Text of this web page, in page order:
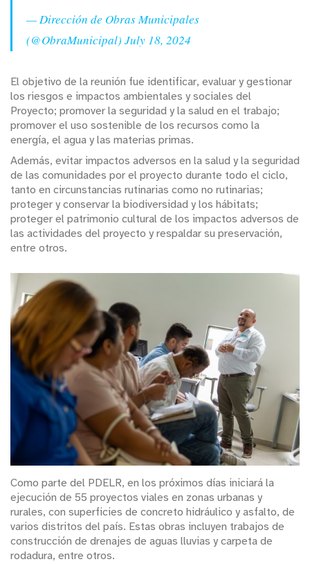
— Dirección de Obras Municipales
(@ObraMunicipal) July 18, 2024
El objetivo de la reunión fue identificar, evaluar y gestionar
los riesgos e impactos ambientales y sociales del
Proyecto; promover la seguridad y la salud en el trabajo;
promover el uso sostenible de los recursos como la
energía, el agua y las materias primas.
Además, evitar impactos adversos en la salud y la seguridad
de las comunidades por el proyecto durante todo el ciclo,
tanto en circunstancias rutinarias como no rutinarias;
proteger y conservar la biodiversidad y los hábitats;
proteger el patrimonio cultural de los impactos adversos de
las actividades del proyecto y respaldar su preservación,
entre otros.
Como parte del PDELR, en los próximos días iniciará la
ejecución de 55 proyectos viales en zonas urbanas y
rurales, con superficies de concreto hidráulico y asfalto, de
varios distritos del país. Estas obras incluyen trabajos de
construcción de drenajes de aguas lluvias y carpeta de
rodadura, entre otros.